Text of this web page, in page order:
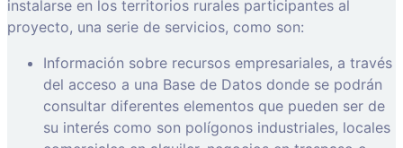
instalarse en los territorios rurales participantes al
proyecto, una serie de servicios, como son:
Información sobre recursos empresariales, a través
del acceso a una Base de Datos donde se podrán
consultar diferentes elementos que pueden ser de
su interés como son polígonos industriales, locales